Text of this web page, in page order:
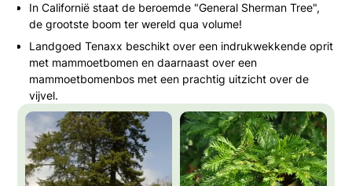
In Californië staat de beroemde "General Sherman Tree",
de grootste boom ter wereld qua volume!
Landgoed Tenaxx beschikt over een indrukwekkende oprit
met mammoetbomen en daarnaast over een
mammoetbomenbos met een prachtig uitzicht over de
vijvel.